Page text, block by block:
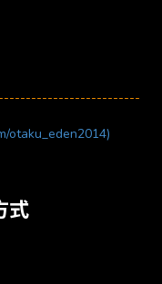
otaku_eden2014)
式